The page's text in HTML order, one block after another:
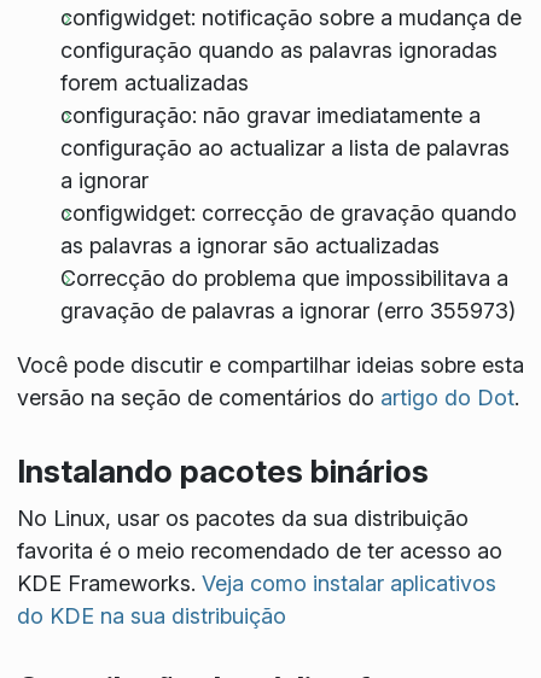
configwidget: notificação sobre a mudança de
configuração quando as palavras ignoradas
forem actualizadas
configuração: não gravar imediatamente a
configuração ao actualizar a lista de palavras
a ignorar
configwidget: correcção de gravação quando
as palavras a ignorar são actualizadas
Correcção do problema que impossibilitava a
gravação de palavras a ignorar (erro 355973)
Você pode discutir e compartilhar ideias sobre esta
versão na seção de comentários do artigo do Dot.
Instalando pacotes binários
No Linux, usar os pacotes da sua distribuição
favorita é o meio recomendado de ter acesso ao
KDE Frameworks. Veja como instalar aplicativos
do KDE na sua distribuição